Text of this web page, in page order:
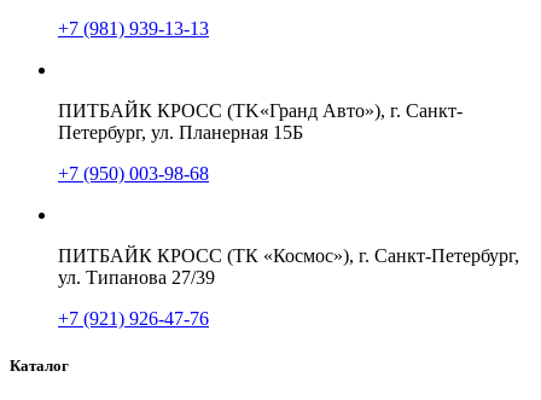
+7 (981) 939-13-13
ПИТБАЙК КРОСС (TK«Гранд Авто»), г. Санкт-
Петербург, ул. Планерная 15Б
+7 (950) 003-98-68
ПИТБАЙК КРОСС (ТК «Космос»), г. Санкт-Петербург,
ул. Типанова 27/39
+7 (921) 926-47-76
Каталог